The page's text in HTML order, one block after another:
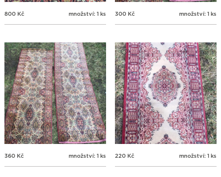
800 Kč množství: 1 ks 300 Kč množství: 1 ks
360 Kč množství: 1 ks 220 Kč množství: 1 ks